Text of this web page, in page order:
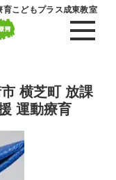
こどもプラス成東教室
横芝町 放課
運動療育